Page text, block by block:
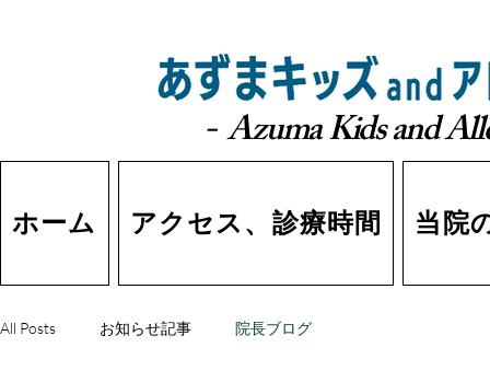
- Azuma Kids and
ホーム アクセス、診療時間 当院
All Posts お知らせ記事 院長ブログ